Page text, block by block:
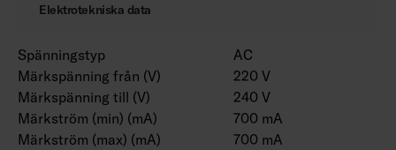
Elektrotekniska data
Spänningstyp
AC
Märkspänning från (V)
220 V
Märkspänning till (V)
240 V
Märkström (min) (mA)
700 mA
Märkström (max) (mA)
700 mA